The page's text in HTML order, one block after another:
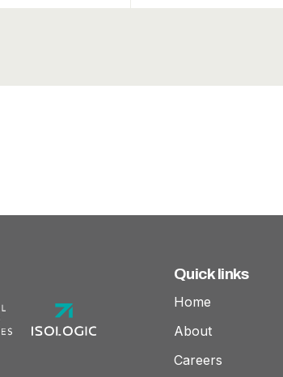
Quick links
Home
About
Careers